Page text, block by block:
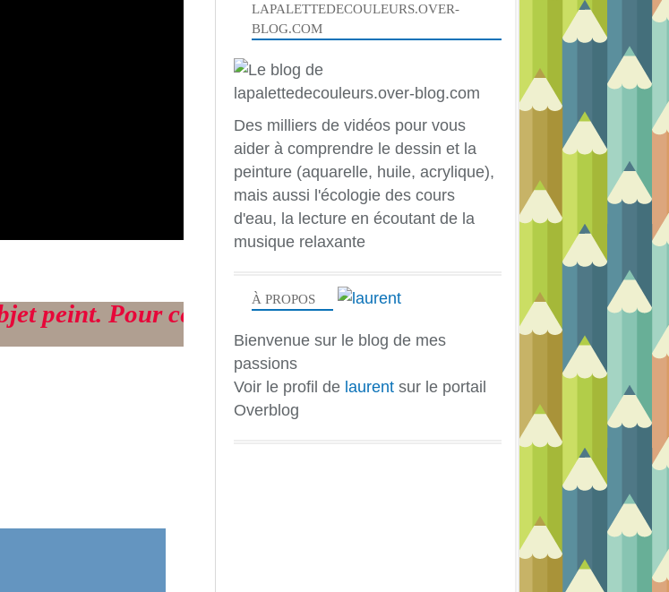
cette réalisation, Vous aurez besoin de: - brosses
LAPALETTEDECOULEURS.OVER-
BLOG.COM
Des milliers de vidéos pour vous
aider à comprendre le dessin et la
peinture (aquarelle, huile, acrylique),
mais aussi l'écologie des cours
d'eau, la lecture en écoutant de la
musique relaxante
À PROPOS
Bienvenue sur le blog de mes
passions
Voir le profil de laurent sur le portail
Overblog